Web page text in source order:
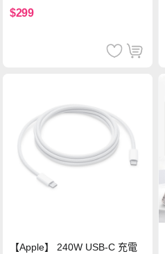
$299
【Apple】 240W USB-C 充電